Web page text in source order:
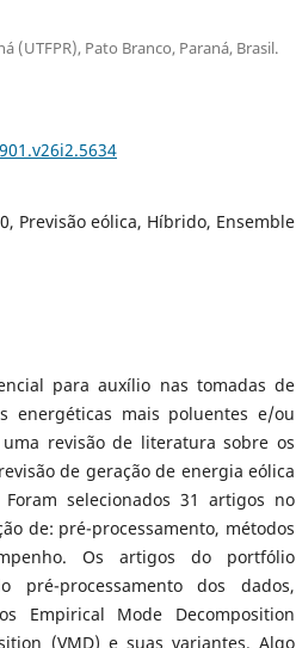
(UTFPR), Pato Branco, Paraná, Brasil.
Previsão eólica, Híbrido, Ensemble
para auxílio nas tomadas de
energéticas mais poluentes e/ou
revisão de literatura sobre os
de geração de energia eólica
selecionados 31 artigos no
de: pré-processamento, métodos
Os artigos do portfólio
pré-processamento dos dados,
Empirical Mode Decomposition
(VMD) e suas variantes. Algo